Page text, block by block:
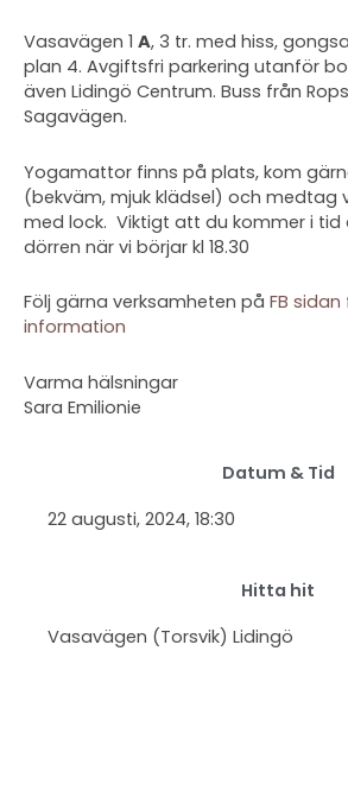
Vasavägen 1 A, 3 tr. med hiss,
plan 4. Avgiftsfri parkering utanför
även Lidingö Centrum. Buss från
Sagavägen.
Yogamattor finns på plats, kom
(bekväm, mjuk klädsel) och medtag
med lock. Viktigt att du kommer i tid
dörren när vi börjar kl 18.30
Följ gärna verksamheten på FB
information
Varma hälsningar
Sara Emilionie
Datum & Tid
22 augusti, 2024, 18:30
Hitta hit
Vasavägen (Torsvik) Lidingö